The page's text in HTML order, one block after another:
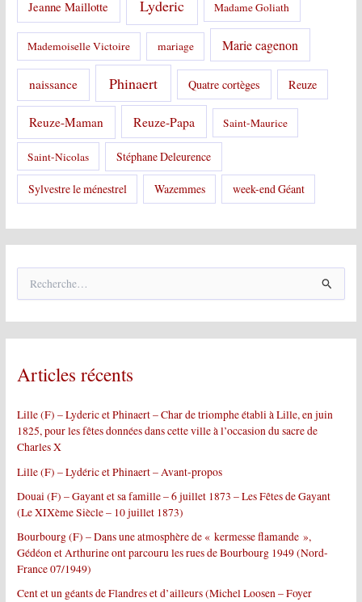
Jeanne Maillotte Lyderic Madame Goliath
Mademoiselle Victoire mariage Marie cagenon
naissance Phinaert Quatre cortèges Reuze
Reuze-Maman Reuze-Papa Saint-Maurice
Saint-Nicolas Stéphane Deleurence
Sylvestre le ménestrel Wazemmes week-end Géant
h
e
c
r
:
Articles récents
Lille (F) – Lyderic et Phinaert – Char de triomphe établi à Lille, en juin
1825, pour les fêtes données dans cette ville à l’occasion du sacre de
Charles X
Lille (F) – Lydéric et Phinaert – Avant-propos
Douai (F) – Gayant et sa famille – 6 juillet 1873 – Les Fêtes de Gayant
(Le XIXème Siècle – 10 juillet 1873)
Bourbourg (F) – Dans une atmosphère de « kermesse flamande »,
Gédéon et Arthurine ont parcouru les rues de Bourbourg 1949 (Nord-
France 07/1949)
Cent et un géants de Flandres et d’ailleurs (Michel Loosen – Foyer